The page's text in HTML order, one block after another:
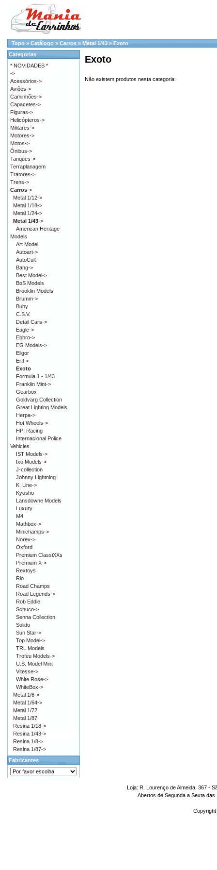
Topo » Catálogo » Carros » Metal 1/43 » Exoto
Exoto
Não existem produtos nesta categoria.
Categorias
* NOVIDADES *
->
Acessórios->
Aviões->
Caminhões->
Capacetes->
Figuras->
Helicópteros->
Militares->
Motores->
Motos->
Ônibus->
Tanques->
Terraplanagem
Tratores->
Trens->
Carros->
Metal 1/12->
Metal 1/18->
Metal 1/24->
Metal 1/43->
American Heritage
Models
Art Model
Autoart->
AutoCult
Bang->
Best Model->
BoS Models
Brooklin Models
Brumm->
Buby
C.S.V.
Detail Cars->
Eagle->
Ebbro->
EG Models->
Eligor
Ertl->
Exoto
Formula 1 - 1/43
Franklin Mint->
Gearbox
Goldvarg Collection
Great Lighting Models
Herpa->
Hot Wheels->
HPI Racing
Internacional Police
Vehicles
IST Models->
Ixo Models->
J-collection
Johnny Lightning
K. Line->
Kyosho
Lansdowne Models
Luxury
M4
Mathbox->
Minichamps->
Norev->
Oxford
Premium ClassiXXs
Premium X->
Rextoys
Rio
Road Champs
Road Legends->
Rob Eddie
Schuco->
Senna Collection
Solido
Sun Star->
Top Model->
TRL Models
Trofeu Models->
U.S. Model Mint
Vitesse->
White Rose->
WhiteBox->
Metal 1/6->
Metal 1/64->
Metal 1/72
Metal 1/87
Resina 1/18->
Resina 1/43->
Resina 1/8->
Resina 1/87->
Fabricantes
Loja: R. Lourenço de Almeida, 367 -
Abertos de Segunda a Sexta